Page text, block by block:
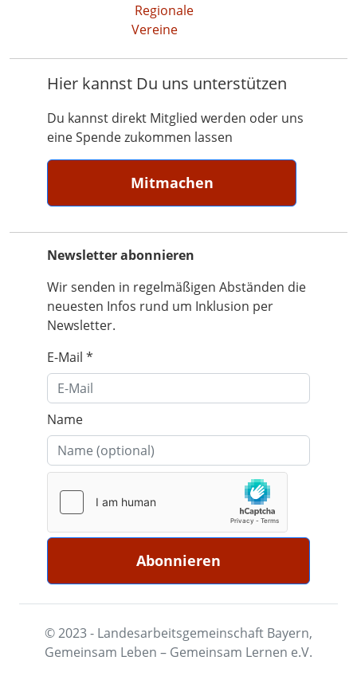
Regionale
Vereine
Hier kannst Du uns unterstützen
Du kannst direkt Mitglied werden oder uns
eine Spende zukommen lassen
Mitmachen
Newsletter abonnieren
Wir senden in regelmäßigen Abständen die
neuesten Infos rund um Inklusion per
Newsletter.
E-Mail*
Name
© 2023 - Landesarbeitsgemeinschaft Bayern,
Gemeinsam Leben – Gemeinsam Lernen e.V.